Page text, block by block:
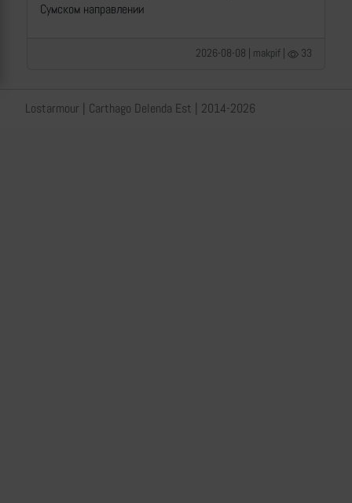
Сумском направлении
2026-08-08 | makpif | 33
Lostarmour | Carthago Delenda Est | 2014-2026